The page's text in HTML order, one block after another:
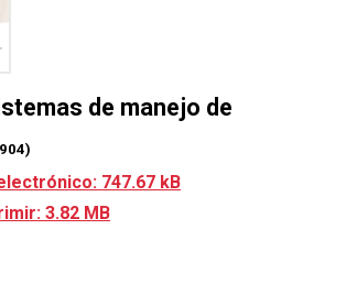
de manejo de
747.67 kB
3.82 MB